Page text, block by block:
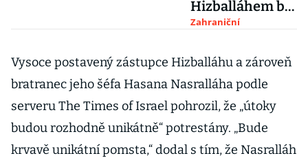
Hizballáhem by
zásadně zasáhla
ekonomiku
Zahraniční
Vysoce postavený zástupce Hizballáhu a zároveň
bratranec jeho šéfa Hasana Nasralláha podle
serveru The Times of Israel pohrozil, že „útoky
budou rozhodně unikátně“ potrestány. „Bude
krvavě unikátní pomsta,“ dodal s tím, že Nasralláh